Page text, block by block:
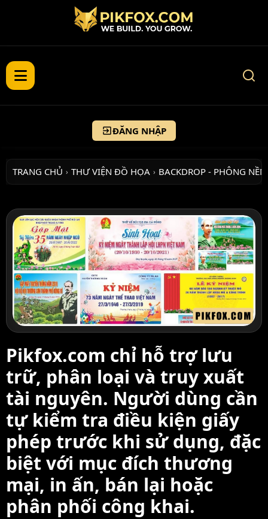
ĐĂNG NHẬP
TRANG CHỦ › THƯ VIỆN ĐỒ HỌA › BACKDROP - PHÔNG NỀN
Pikfox.com chỉ hỗ trợ lưu
trữ, phân loại và truy xuất
tài nguyên. Người dùng cần
tự kiểm tra điều kiện giấy
phép trước khi sử dụng, đặc
biệt với mục đích thương
mại, in ấn, bán lại hoặc
phân phối công khai.